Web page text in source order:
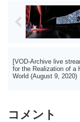
[VOD-Archive live
for the Realization of a
World (August 9, 2020)
コメント